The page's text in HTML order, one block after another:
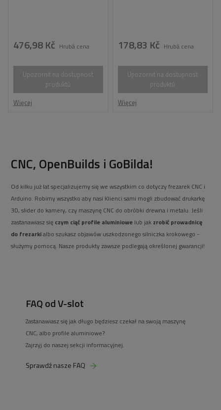
476,98 Kč Hrubá cena
Upozornit na dostupnost
produktů
Więcej
178,83 Kč Hrubá cena
Upozornit na dostupnost
produktů
Więcej
CNC, OpenBuilds i GoBilda!
Od kilku już lat specjalizujemy się we wszystkim co dotyczy frezarek CNC i
Arduino. Robimy wszystko aby nasi Klienci sami mogli zbudować drukarkę
3D, slider do kamery, czy maszynę CNC do obróbki drewna i metalu. Jeśli
zastanawiasz się czym ciąć profile aluminiowe lub jak zrobić prowadnicę
do frezarkialbo szukasz objawów uszkodzonego silniczka krokowego -
służymy pomocą. Nasze produkty zawsze podlegają określonej gwarancji!
FAQ od V-slot
Zastanawiasz się jak długo będziesz czekał na swoją maszynę
CNC, albo profile aluminiowe?
Zajrzyj do naszej sekcji informacyjnej.
Sprawdź nasze FAQ